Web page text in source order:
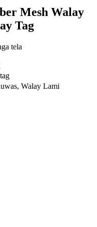
Mesh Walay
Tag
tela
Walay Lami